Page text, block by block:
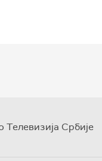
Телевизија Србије